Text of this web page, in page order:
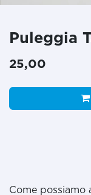
Puleggia
25,00
Come possiamo